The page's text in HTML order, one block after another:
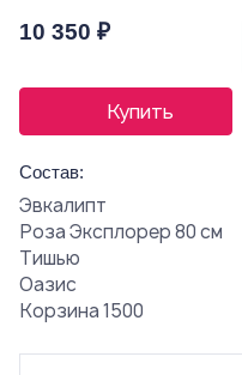
10 350 ₽
Купить
Состав:
Эвкалипт
Роза Эксплорер 80 см
Тишью
Оазис
Корзина 1500